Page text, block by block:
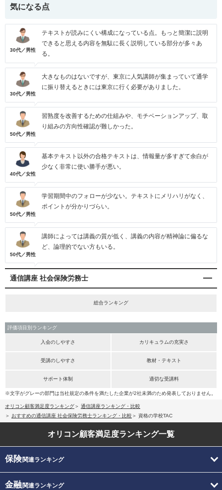
気になる点
30代／男性
テキストが読みにくい構成になっている点。もっと簡潔に説明
できると思える内容を無駄に長く説明している部分が多々あ
る。
30代／男性
大きなものはないですが、東京に人気講師が集まっていて通学
に振り替えるときには東京に行く必要がありました。
50代／男性
習熟度を改善するための仕組みや、モチベーションアップ、取
り組みの方向性確認が難しかった。
40代／女性
基本テキスト以外の合格テキストは、情報量が多すぎて余白が
少なく非常に使い勝手が悪い。
50代／男性
学習期間中のフォローが少ない。テキストにメリハリがなく、
ポイントが分かりづらい。
50代／男性
講師によっては講義の質が低く、講義の内容が精神論に偏るな
ど、論理的でない方もいる。
通信講座 社会保険労務士
総合ランキング
評価項目別ランキング
入会のしやすさ カリキュラムの充実さ
受講のしやすさ 教材・テキスト
サポート体制 適切な受講料
※文字がグレーの部門は当社規定の条件を満たした企業が2社未満のため発表しておりません。
オリコン顧客満足度ランキング
通信講座ランキング・比較
おすすめの通信講座 社会保険労務士ランキング・比較
資格の学校TAC
オリコン顧客満足度ランキング一覧
保険関連ランキング
金融関連ランキング